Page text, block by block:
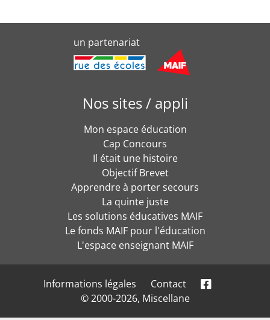
un partenariat
Nos sites / appli
Mon espace éducation
Cap Concours
Il était une histoire
Objectif Brevet
Apprendre à porter secours
La quinte juste
Les solutions éducatives MAIF
Le fonds MAIF pour l'éducation
L'espace enseignant MAIF
Informations légales
Contact
© 2000-2026, Miscellane